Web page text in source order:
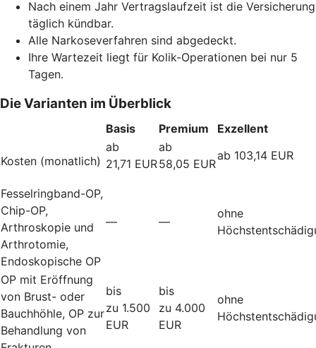
Nach einem Jahr Vertragslaufzeit ist die Versicherung
täglich kündbar.
Alle Narkoseverfahren sind abgedeckt.
Ihre Wartezeit liegt für Kolik-Operationen bei nur 5
Tagen.
Die Varianten im Überblick
Basis Premium Exzellent
Kosten (monatlich)
ab
21,71 EUR
ab
58,05 EUR
ab 103,14 EUR
Fesselringband-OP,
Chip-OP,
Arthroskopie und
Arthrotomie,
Endoskopische OP
— —
ohne
OP mit Eröffnung
von Brust- oder
Bauchhöhle, OP zur
Behandlung von
bis
zu 1.500
EUR
bis
zu 4.000
EUR
ohne